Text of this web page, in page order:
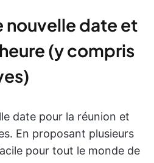
nouvelle date et
(y compris
date pour la réunion et
En proposant plusieurs
pour tout le monde de